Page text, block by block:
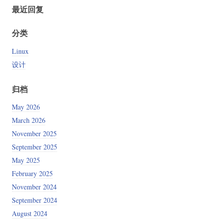
最近回复
分类
Linux
设计
归档
May 2026
March 2026
November 2025
September 2025
May 2025
February 2025
November 2024
September 2024
August 2024